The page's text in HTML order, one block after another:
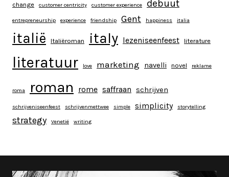
change customer centricity customer experience debuut
entrepreneurship experience friendship Gent happiness italia
italië Italiëroman italy lezeniseenfeest literature
literatuur love marketing navelli novel reklame
roma roman rome saffraan schrijven
schrijveniseenfeest schrijvenmettwee simple simplicity storytelling
strategy Venetië writing